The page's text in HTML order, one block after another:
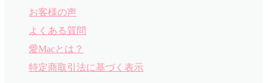
お客様の声
よくある質問
愛Macとは？
特定商取引法に基づく表示